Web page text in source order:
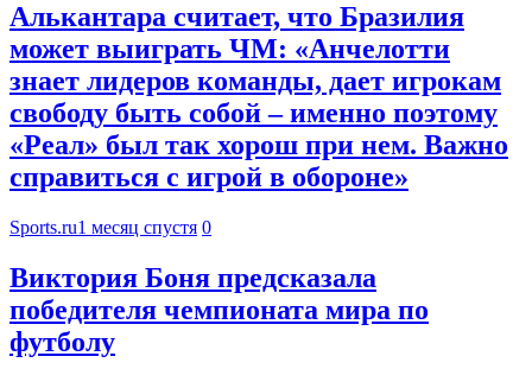
Алькантара считает, что Бразилия
может выиграть ЧМ: «Анчелотти
знает лидеров команды, дает игрокам
свободу быть собой – именно поэтому
«Реал» был так хорош при нем. Важно
справиться с игрой в обороне»
Sports.ru1 месяц спустя 0
Виктория Боня предсказала
победителя чемпионата мира по
футболу